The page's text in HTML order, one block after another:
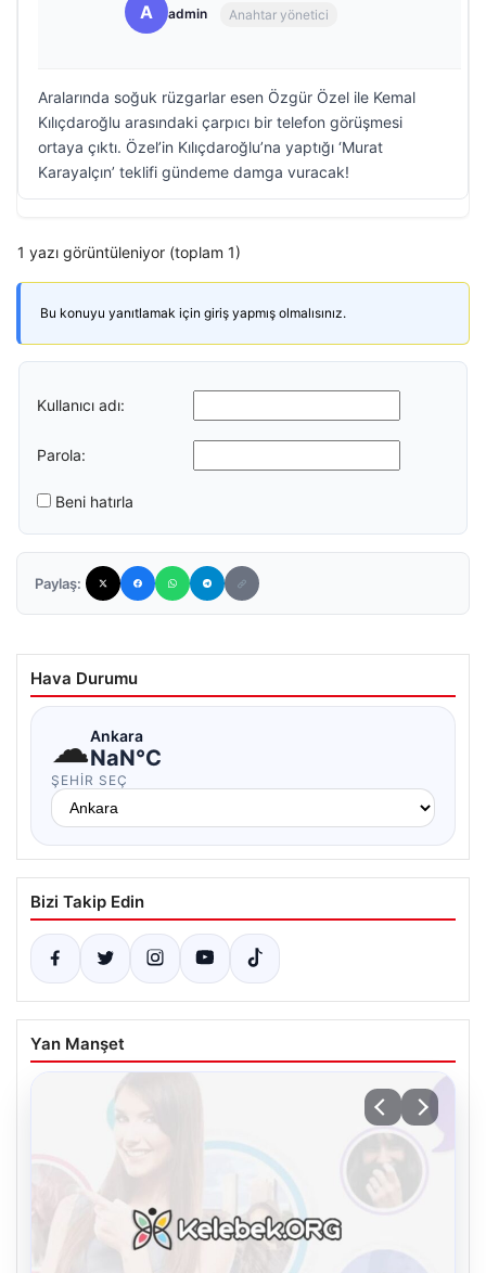
A admin Anahtar yönetici
Aralarında soğuk rüzgarlar esen Özgür Özel ile Kemal
Kılıçdaroğlu arasındaki çarpıcı bir telefon görüşmesi
ortaya çıktı. Özel’in Kılıçdaroğlu’na yaptığı ‘Murat
Karayalçın’ teklifi gündeme damga vuracak!
1 yazı görüntüleniyor (toplam 1)
Bu konuyu yanıtlamak için giriş yapmış olmalısınız.
Kullanıcı adı:
Parola:
Beni hatırla
Paylaş:
Hava Durumu
☁Ankara
NaN°C
ŞEHIR SEÇ
Bizi Takip Edin
Yan Manşet